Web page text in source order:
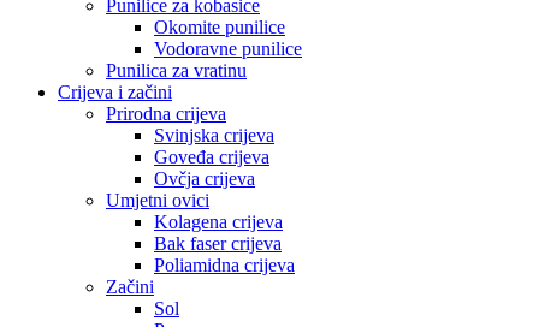
Punilice za kobasice
Okomite punilice
Vodoravne punilice
Punilica za vratinu
Crijeva i začini
Prirodna crijeva
Svinjska crijeva
Goveđa crijeva
Ovčja crijeva
Umjetni ovici
Kolagena crijeva
Bak faser crijeva
Poliamidna crijeva
Začini
Sol